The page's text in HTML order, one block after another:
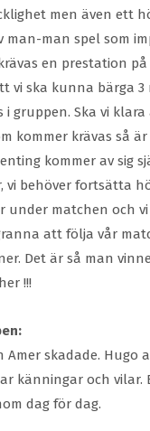
men även ett
man-man spel som
en prestation
vi ska kunna bärga 3
i gruppen. Ska vi
kommer krävas så
kommer av sig
vi behöver fortsätta
under matchen och vi
att följa vår
Det är så man
!!!
Amer skadade. Hugo
känningar och vilar.
dag för dag.